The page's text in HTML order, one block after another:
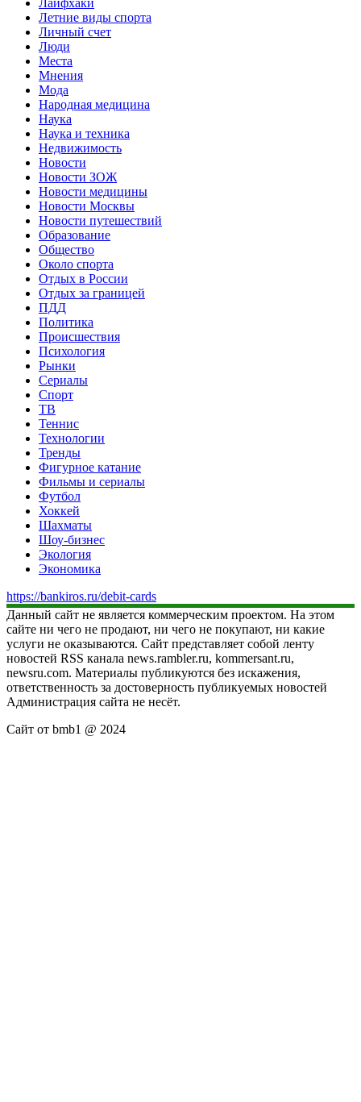
Летние виды спорта
Личный счет
Люди
Места
Мнения
Мода
Народная медицина
Наука
Наука и техника
Недвижимость
Новости
Новости ЗОЖ
Новости медицины
Новости Москвы
Новости путешествий
Образование
Общество
Около спорта
Отдых в России
Отдых за границей
ПДД
Политика
Происшествия
Психология
Рынки
Сериалы
Спорт
ТВ
Теннис
Технологии
Тренды
Фигурное катание
Фильмы и сериалы
Футбол
Хоккей
Шахматы
Шоу-бизнес
Экология
Экономика
https://bankiros.ru/debit-cards
Данный сайт не является коммерческим проектом. На этом
сайте ни чего не продают, ни чего не покупают, ни какие
услуги не оказываются. Сайт представляет собой ленту
новостей RSS канала news.rambler.ru, kommersant.ru,
newsru.com. Материалы публикуются без искажения,
ответственность за достоверность публикуемых новостей
Администрация сайта не несёт.
Сайт от bmb1 @ 2024